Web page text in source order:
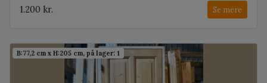
1.200 kr.
Se mere
B:77,2 cm x H:205 cm, på lager: 1